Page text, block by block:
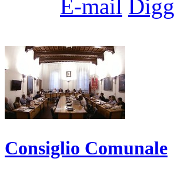
E-mail Digg
Consiglio Comunale